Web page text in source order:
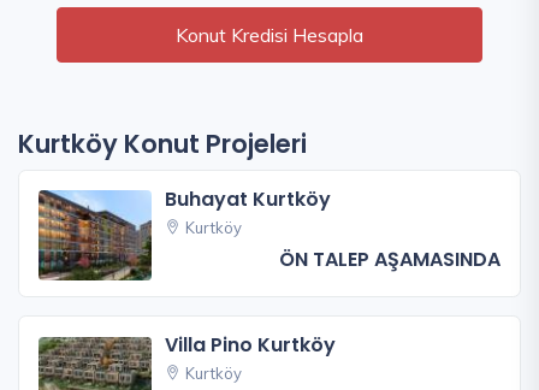
Konut Kredisi Hesapla
Kurtköy Konut Projeleri
Buhayat Kurtköy
Kurtköy
ÖN TALEP AŞAMASINDA
Villa Pino Kurtköy
Kurtköy